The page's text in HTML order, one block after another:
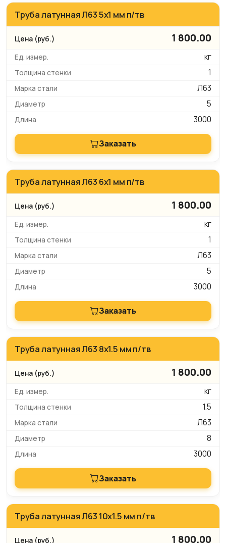
Труба латунная Л63 5х1 мм п/тв
1 800.00
кг
1
Л63
5
3000
Заказать
Труба латунная Л63 6х1 мм п/тв
1 800.00
кг
1
Л63
5
3000
Заказать
Труба латунная Л63 8х1.5 мм п/тв
1 800.00
кг
1.5
Л63
8
3000
Заказать
Труба латунная Л63 10х1.5 мм п/тв
1 800.00